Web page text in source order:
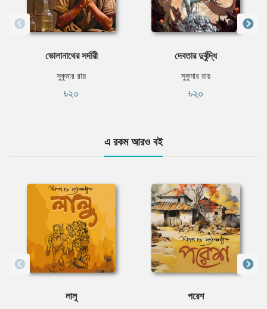
ভোলানাথের সর্দারী
সুকুমার রায়
৳২০
দেবতার দুর্বুদ্ধি
সুকুমার রায়
৳২০
এ রকম আরও বই
লালু পরেশ